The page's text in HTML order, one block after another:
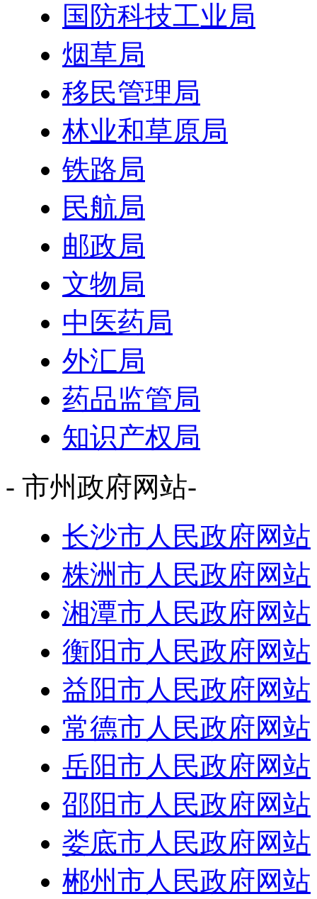
国防科技工业局
烟草局
移民管理局
林业和草原局
铁路局
民航局
邮政局
文物局
中医药局
外汇局
药品监管局
知识产权局
- 市州政府网站-
长沙市人民政府网站
株洲市人民政府网站
湘潭市人民政府网站
衡阳市人民政府网站
益阳市人民政府网站
常德市人民政府网站
岳阳市人民政府网站
邵阳市人民政府网站
娄底市人民政府网站
郴州市人民政府网站